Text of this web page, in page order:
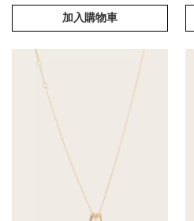
加入購物車